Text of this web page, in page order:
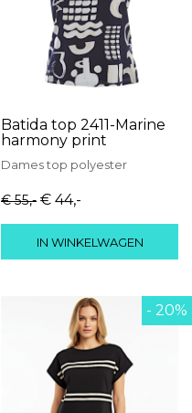
Batida top 2411-Marine
harmony print
Damestop polyester
€ 55,- € 44,-
IN WINKELWAGEN
- 20%